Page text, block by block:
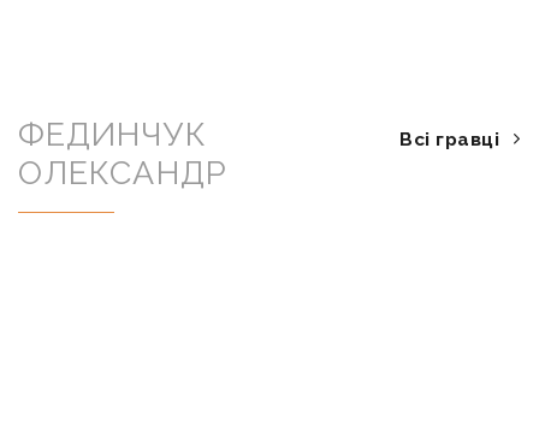
ФЕДИНЧУК
ОЛЕКСАНДР
Всі гравці